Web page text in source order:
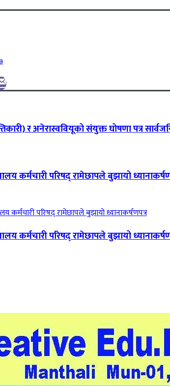
र अनेरास्ववियूको संयुक्त घोषणा पत्र
कर्मचारी परिषद् रामेछापले बुझायो
कर्मचारी परिषद् रामेछापले बुझायो